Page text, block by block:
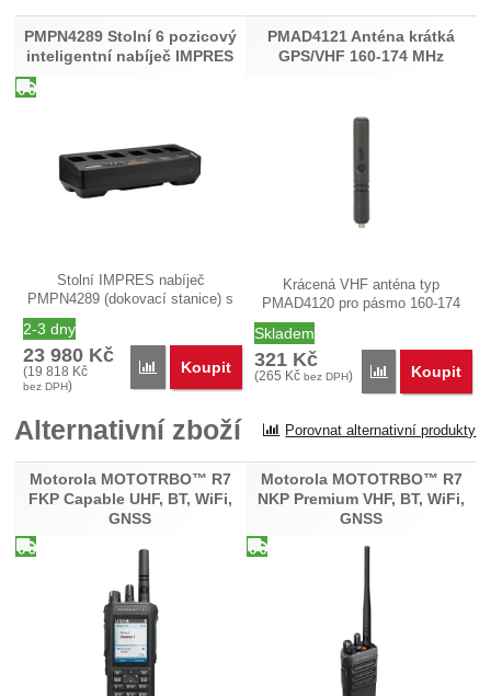
Nebyla přidána žádná recenze.
PMPN4289 Stolní 6 pozicový
inteligentní nabíječ IMPRES
Stolní IMPRES nabíječ
PMPN4289 (dokovací stanice) s
2-3 dny
23 980 Kč
(19 818 Kč
bez DPH)
Porovnat
Koupit
PMAD4121 Anténa krátká
GPS/VHF 160-174 MHz
Krácená VHF anténa typ
PMAD4120 pro pásmo 160-174
Skladem
321 Kč
(265 Kč bez DPH) Porovnat
Koupit
Alternativní zboží Porovnat alternativní produkty
Motorola MOTOTRBO™ R7
FKP Capable UHF, BT, WiFi,
GNSS
Motorola MOTOTRBO™ R7
NKP Premium VHF, BT, WiFi,
GNSS